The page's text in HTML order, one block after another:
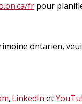
fr pour
ontarien,
,LinkedIn et